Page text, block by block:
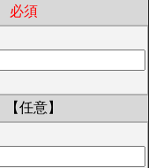
必須
【任意】